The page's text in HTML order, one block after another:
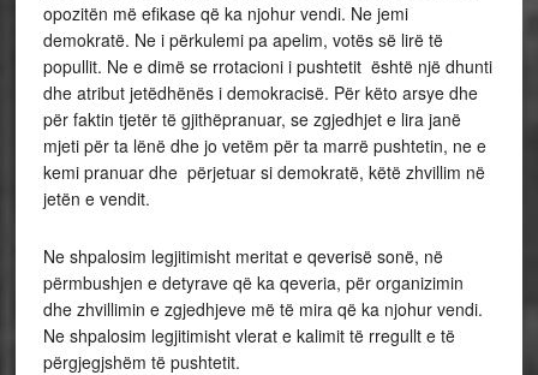
opozitën më efikase që ka njohur vendi. Ne jemi
demokratë. Ne i përkulemi pa apelim, votës së lirë të
popullit. Ne e dimë se rrotacioni i pushtetit është një dhunti
dhe atribut jetëdhënës i demokracisë. Për këto arsye dhe
për faktin tjetër të gjithëpranuar, se zgjedhjet e lira janë
mjeti për ta lënë dhe jo vetëm për ta marrë pushtetin, ne e
kemi pranuar dhe përjetuar si demokratë, këtë zhvillim në
jetën e vendit.
Ne shpalosim legjitimisht meritat e qeverisë sonë, në
përmbushjen e detyrave që ka qeveria, për organizimin
dhe zhvillimin e zgjedhjeve më të mira që ka njohur vendi.
Ne shpalosim legjitimisht vlerat e kalimit të rregullt e të
përgjegjshëm të pushtetit.